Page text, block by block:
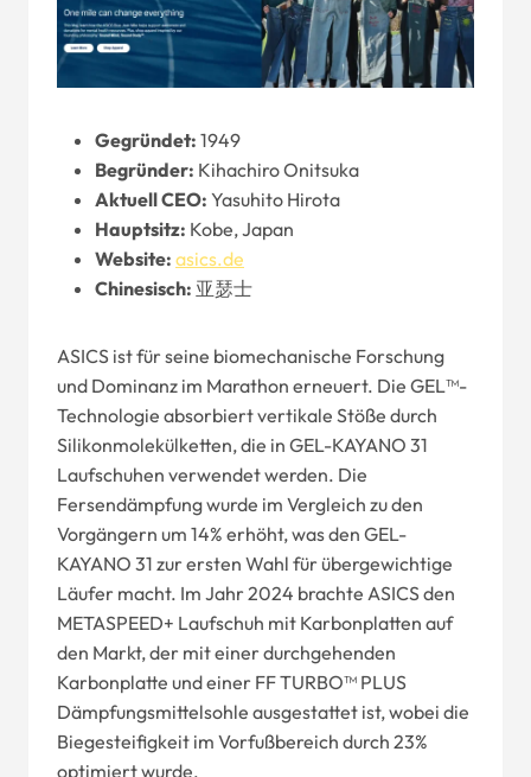
Gegründet: 1949
Begründer: Kihachiro Onitsuka
AktuellCEO: Yasuhito Hirota
Hauptsitz: Kobe, Japan
Website: asics.de
Chinesisch: 亚瑟士
ASICS ist für seine biomechanische Forschung
und Dominanz im Marathon erneuert. Die GEL™-
Technologie absorbiert vertikale Stöße durch
Silikonmolekülketten, die in GEL-KAYANO 31
Laufschuhen verwendet werden. Die
Fersendämpfung wurde im Vergleich zu den
Vorgängern um 14% erhöht, was den GEL-
KAYANO 31 zur ersten Wahl für übergewichtige
Läufer macht. Im Jahr 2024 brachte ASICS den
METASPEED+ Laufschuh mit Karbonplatten auf
den Markt, der mit einer durchgehenden
Karbonplatte und einer FF TURBO™ PLUS
Dämpfungsmittelsohle ausgestattet ist, wobei die
Biegesteifigkeit im Vorfußbereich durch 23%
optimiert wurde.